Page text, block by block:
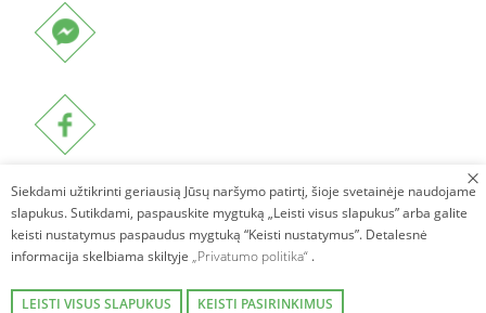
Siekdami užtikrinti geriausią Jūsų naršymo patirtį, šioje svetainėje naudojame
slapukus. Sutikdami, paspauskite mygtuką „Leisti visus slapukus” arba galite
keisti nustatymus paspaudus mygtuką “Keisti nustatymus”. Detalesnė
informacija skelbiama skiltyje „Privatumo politika“ .
LEISTI VISUS SLAPUKUS KEISTI PASIRINKIMUS